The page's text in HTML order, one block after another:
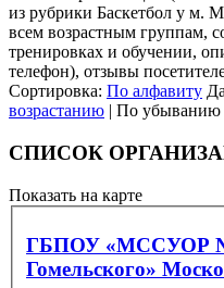
из рубрики Баскетбол у м.
всем возрастным группам,
тренировках и обучении,
телефон), отзывы
Сортировка: По алфавиту
возрастанию | По убыванию
СПИСОК
Показать на карте
ГБПОУ «МССУОР
Гомельского»